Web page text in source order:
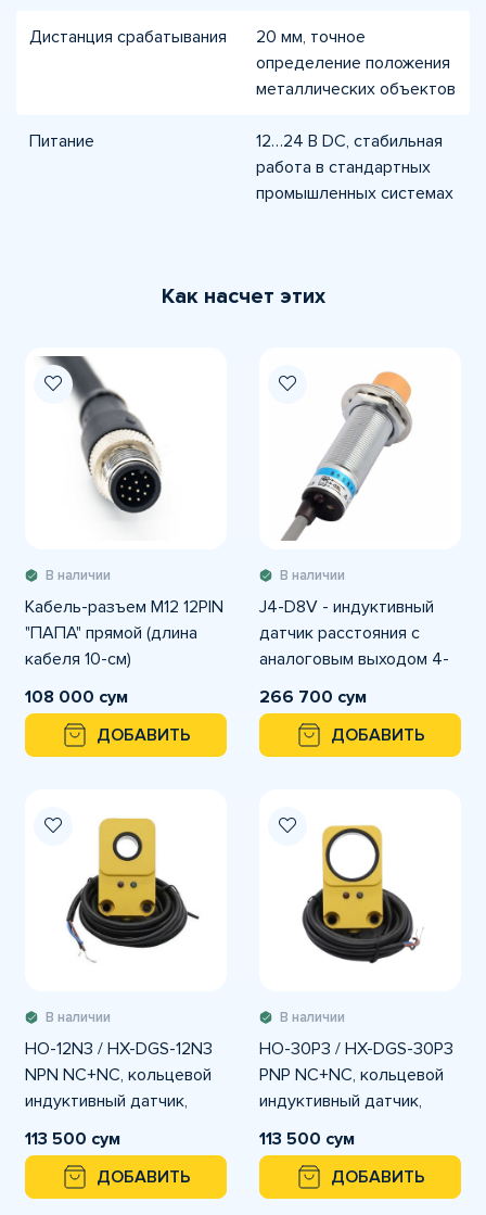
Дистанция срабатывания
20 мм, точное
определение положения
металлических объектов
Питание
12…24 В DC, стабильная
работа в стандартных
промышленных системах
Как насчет этих
В наличии
Кабель-разъем M12 12PIN
"ПАПА" прямой (длина
кабеля 10-см)
108 000 сум
ДОБАВИТЬ
В наличии
J4-D8V - индуктивный
датчик расстояния с
аналоговым выходом 4-
20мА и 0-10В M18
дистанция 8 мм
266 700 сум
ДОБАВИТЬ
В наличии
HO-12N3 / HX-DGS-12N3
NPN NC+NC, кольцевой
индуктивный датчик,
внутренний диаметр 12
мм, питание 6–36 VDC
113 500 сум
ДОБАВИТЬ
В наличии
HO-30P3 / HX-DGS-30P3
PNP NC+NC, кольцевой
индуктивный датчик,
внутренний диаметр 30
мм, питание 6–36 VDC
113 500 сум
ДОБАВИТЬ